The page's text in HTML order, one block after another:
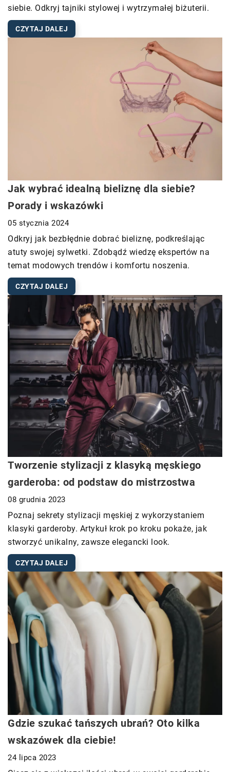
siebie. Odkryj tajniki stylowej i wytrzymałej biżuterii.
CZYTAJ DALEJ
Jak wybrać idealną bieliznę dla siebie?
Porady i wskazówki
05 stycznia 2024
Odkryj jak bezbłędnie dobrać bieliznę, podkreślając
atuty swojej sylwetki. Zdobądź wiedzę ekspertów na
temat modowych trendów i komfortu noszenia.
CZYTAJ DALEJ
Tworzenie stylizacji z klasyką męskiego
garderoba: od podstaw do mistrzostwa
08 grudnia 2023
Poznaj sekrety stylizacji męskiej z wykorzystaniem
klasyki garderoby. Artykuł krok po kroku pokaże, jak
stworzyć unikalny, zawsze elegancki look.
CZYTAJ DALEJ
Gdzie szukać tańszych ubrań? Oto kilka
wskazówek dla ciebie!
24 lipca 2023